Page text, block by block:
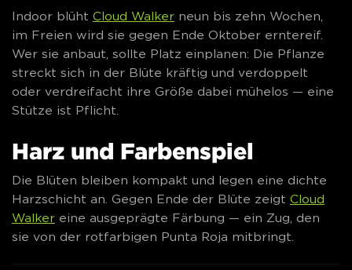
Indoor blüht Cloud Walker neun bis zehn Wochen,
im Freien wird sie gegen Ende Oktober erntereif.
Wer sie anbaut, sollte Platz einplanen: Die Pflanze
streckt sich in der Blüte kräftig und verdoppelt
oder verdreifacht ihre Größe dabei mühelos — eine
Stütze ist Pflicht.
Harz und Farbenspiel
Die Blüten bleiben kompakt und legen eine dichte
Harzschicht an. Gegen Ende der Blüte zeigt Cloud
Walker eine ausgeprägte Färbung — ein Zug, den
sie von der rotfarbigen Punta Roja mitbringt.